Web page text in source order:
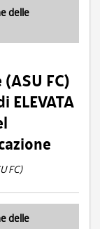
delle
FC)
ELEVATA
FC)
delle